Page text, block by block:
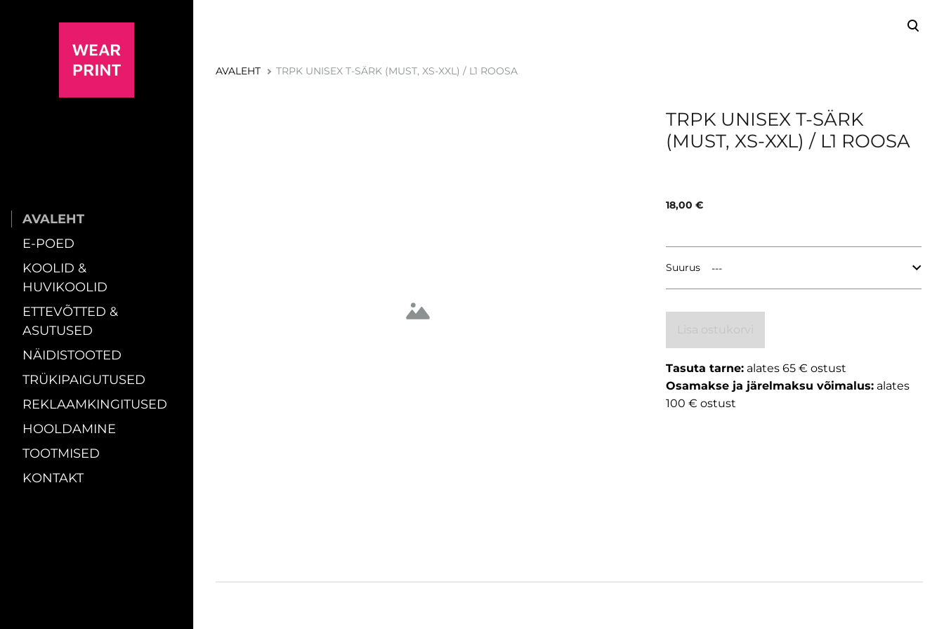
AVALEHT
E-POED
KOOLID &
HUVIKOOLID
ETTEVÕTTED &
ASUTUSED
NÄIDISTOOTED
TRÜKIPAIGUTUSED
REKLAAMKINGITUSED
HOOLDAMINE
TOOTMISED
KONTAKT
AVALEHT TRPK UNISEX T-SÄRK (MUST, XS-XXL) / L1 ROOSA
TRPK UNISEX T-SÄRK
(MUST, XS-XXL) / L1 ROOSA
18,00 €
Suurus
Tasuta tarne: alates 65 € ostust
Osamakse ja järelmaksu võimalus: alates
100 € ostust